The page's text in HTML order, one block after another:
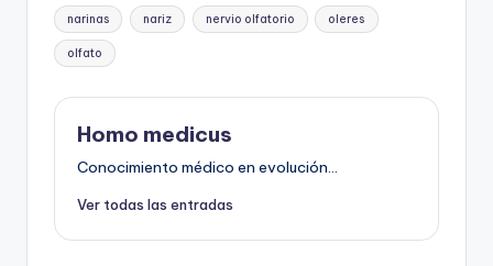
narinas nariz nervio olfatorio oleres
olfato
Homo medicus
Conocimiento médico en evolución...
Ver todas las entradas